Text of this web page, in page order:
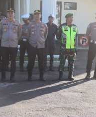
Gratis
di
Gedung
DPRD